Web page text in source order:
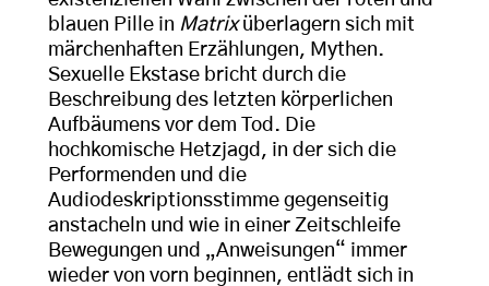
blauen Pille in Matrixüberlagern sich mit
märchenhaften Erzählungen, Mythen.
Sexuelle Ekstase bricht durch die
Beschreibung des letzten körperlichen
Aufbäumens vor dem Tod. Die
hochkomische Hetzjagd, in der sich die
Performenden und die
Audiodeskriptionsstimme gegenseitig
anstacheln und wie in einer Zeitschleife
Bewegungen und „Anweisungen“ immer
wieder von vorn beginnen, entlädt sich in